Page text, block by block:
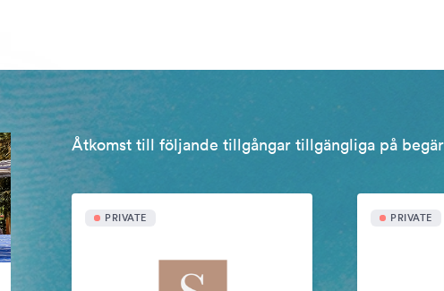
Åtkomst till följande tillgångar tillgängliga på
PRIVATE PRIVATE